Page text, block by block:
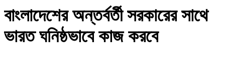
বাংলাদেশের অন্তর্বর্তী সরকারের সাথে
ভারত ঘনিষ্ঠভাবে কাজ করবে